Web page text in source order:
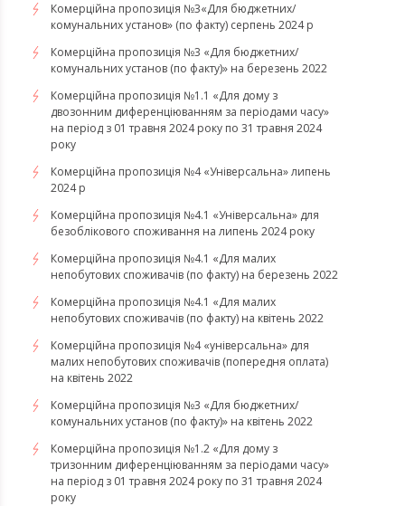
Комерційна пропозиція №3«Для бюджетних/
комунальних установ» (по факту) серпень 2024 р
Комерційна пропозиція №3 «Для бюджетних/
комунальних установ (по факту)» на березень 2022
Комерційна пропозиція №1.1 «Для дому з
двозонним диференціюванням за періодами часу»
на період з 01 травня 2024 року по 31 травня 2024
року
Комерційна пропозиція №4 «Універсальна» липень
2024 р
Комерційна пропозиція №4.1 «Універсальна» для
безоблікового споживання на липень 2024 року
​​​​​​​Комерційна пропозиція №4.1 «Для малих
непобутових споживачів (по факту) на березень 2022
Комерційна пропозиція №4.1 «Для малих
непобутових споживачів (по факту) на квітень 2022
​​​​​​​Комерційна пропозиція №4 «універсальна» для
малих непобутових споживачів (попередня оплата)
на квітень 2022
Комерційна пропозиція №3 «Для бюджетних/
комунальних установ (по факту)» на квітень 2022
Комерційна пропозиція №1.2 «Для дому з
тризонним диференціюванням за періодами часу»
на період з 01 травня 2024 року по 31 травня 2024
року